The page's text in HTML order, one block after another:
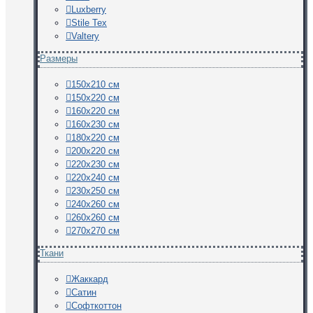
Luxberry
Stile Tex
Valtery
Размеры
150х210 см
150х220 см
160х220 см
160х230 см
180х220 см
200х220 см
220х230 см
220х240 см
230х250 см
240х260 см
260х260 см
270х270 см
Ткани
Жаккард
Сатин
Софткоттон